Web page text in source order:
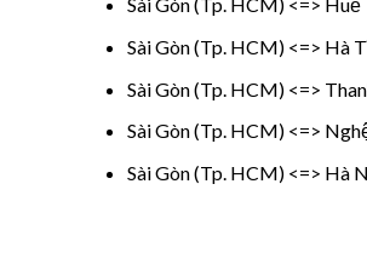
Sài Gòn (Tp. HCM) <=> Huế
Sài Gòn (Tp. HCM) <=> Hà
Sài Gòn (Tp. HCM) <=>
Sài Gòn (Tp. HCM) <=>
Sài Gòn (Tp. HCM) <=> Hà